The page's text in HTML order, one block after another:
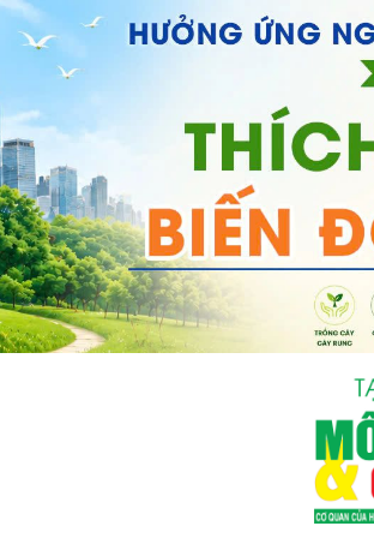
Gửi bình luận